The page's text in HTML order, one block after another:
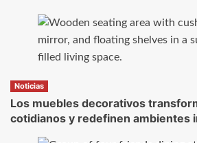
Noticias
Los muebles decorativos
cotidianos y redefinen ambientes